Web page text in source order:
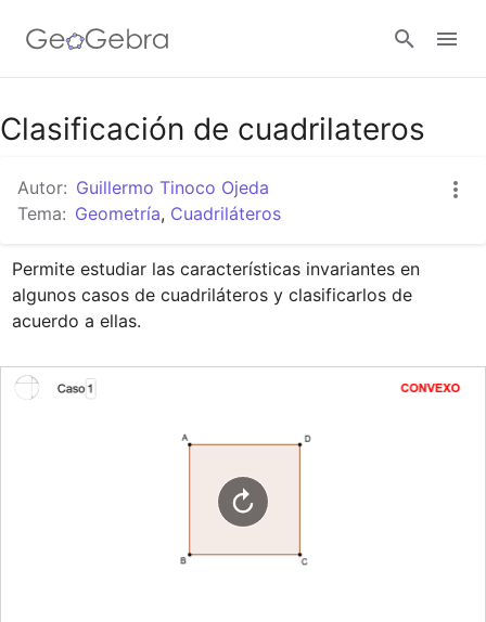
Google Classroom
GeoGebra Classroom
Abrir sesión
Clasificación de cuadrilateros
Autor: Guillermo Tinoco Ojeda
Tema: Geometría, Cuadriláteros
Permite estudiar las características invariantes en
algunos casos de cuadriláteros y clasificarlos de
acuerdo a ellas.